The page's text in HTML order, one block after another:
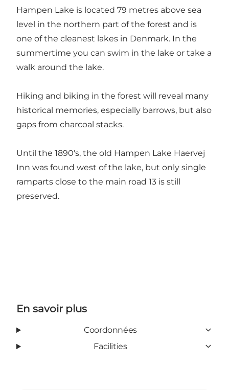
Hampen Lake is located 79 metres above sea
level in the northern part of the forest and is
one of the cleanest lakes in Denmark. In the
summertime you can swim in the lake or take a
walk around the lake.
Hiking and biking in the forest will reveal many
historical memories, especially barrows, but also
gaps from charcoal stacks.
Until the 1890's, the old Hampen Lake Haervej
Inn was found west of the lake, but only single
ramparts close to the main road 13 is still
preserved.
En savoir plus
Coordonnées
Facilities